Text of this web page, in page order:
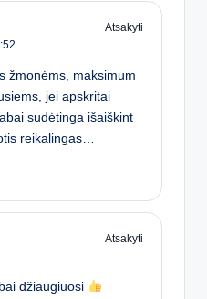
Atsakyti
žmonėms, maksimum
jei apskritai
sudėtinga išaiškint
reikalingas…
Atsakyti
džiaugiuosi